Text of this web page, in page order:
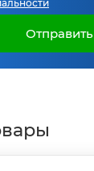
Отправить